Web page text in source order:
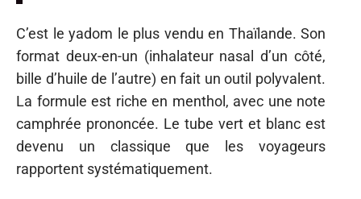
C’est le yadom le plus vendu en Thaïlande. Son
format deux-en-un (inhalateur nasal d’un côté,
bille d’huile de l’autre) en fait un outil polyvalent.
La formule est riche en menthol, avec une note
camphrée prononcée. Le tube vert et blanc est
devenu un classique que les voyageurs
rapportent systématiquement.